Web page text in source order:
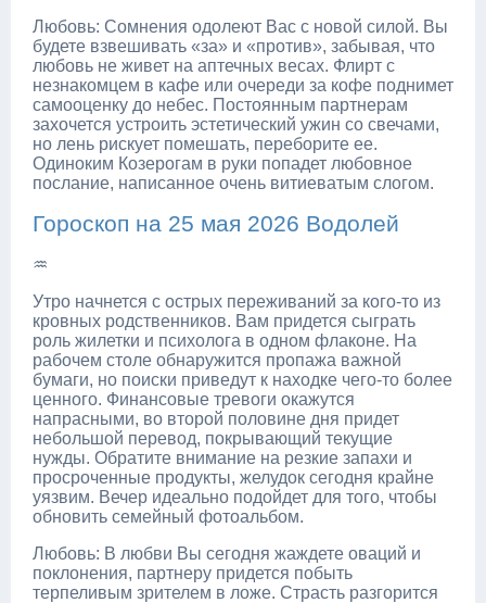
Любовь: Сомнения одолеют Вас с новой силой. Вы
будете взвешивать «за» и «против», забывая, что
любовь не живет на аптечных весах. Флирт с
незнакомцем в кафе или очереди за кофе поднимет
самооценку до небес. Постоянным партнерам
захочется устроить эстетический ужин со свечами,
но лень рискует помешать, переборите ее.
Одиноким Козерогам в руки попадет любовное
послание, написанное очень витиеватым слогом.
Гороскоп на 25 мая 2026 Водолей
♒
Утро начнется с острых переживаний за кого-то из
кровных родственников. Вам придется сыграть
роль жилетки и психолога в одном флаконе. На
рабочем столе обнаружится пропажа важной
бумаги, но поиски приведут к находке чего-то более
ценного. Финансовые тревоги окажутся
напрасными, во второй половине дня придет
небольшой перевод, покрывающий текущие
нужды. Обратите внимание на резкие запахи и
просроченные продукты, желудок сегодня крайне
уязвим. Вечер идеально подойдет для того, чтобы
обновить семейный фотоальбом.
Любовь: В любви Вы сегодня жаждете оваций и
поклонения, партнеру придется побыть
терпеливым зрителем в ложе. Страсть разгорится